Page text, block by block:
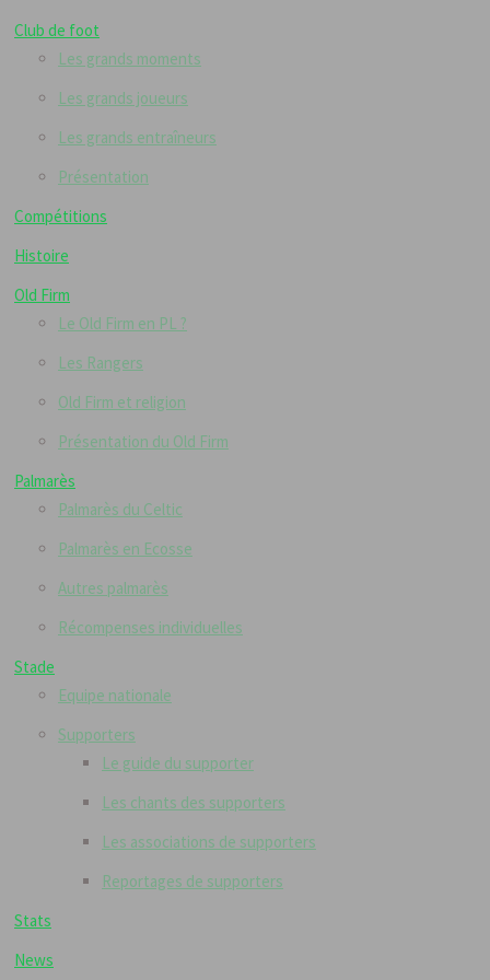
Club de foot
Les grands moments
Les grands joueurs
Les grands entraîneurs
Présentation
Compétitions
Histoire
Old Firm
Le Old Firm en PL ?
Les Rangers
Old Firm et religion
Présentation du Old Firm
Palmarès
Palmarès du Celtic
Palmarès en Ecosse
Autres palmarès
Récompenses individuelles
Stade
Equipe nationale
Supporters
Le guide du supporter
Les chants des supporters
Les associations de supporters
Reportages de supporters
Stats
News